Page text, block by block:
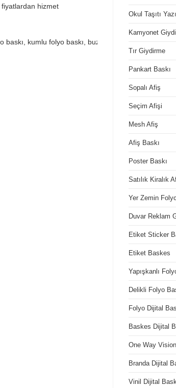
fiyatlardan hizmet
mesh baskı, vinil
Okul Taşıtı
Kamyonet
Tır Giydirme
Pankart Baskı
Sopalı Afiş
Seçim Afişi
Mesh Afiş
Afiş Baskı
Poster Baskı
Satılık Kiralık
Yer Zemin
Duvar Reklam
Etiket Sticker
Etiket Baskes
Yapışkanlı
Delikli Folyo
Folyo Dijital
Baskes Dijital
One Way
Branda Dijital
Vinil Dijital